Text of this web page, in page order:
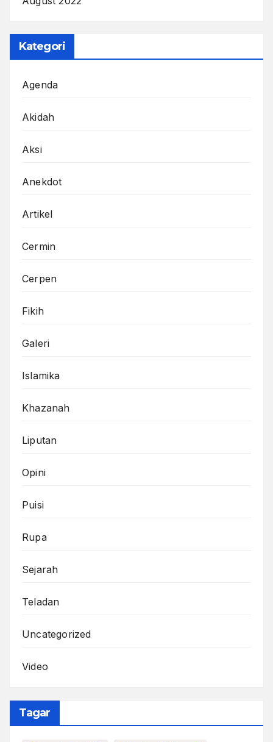
Kategori
Agenda
Akidah
Aksi
Anekdot
Artikel
Cermin
Cerpen
Fikih
Galeri
Islamika
Khazanah
Liputan
Opini
Puisi
Rupa
Sejarah
Teladan
Uncategorized
Video
Tagar